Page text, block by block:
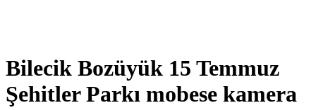
Bilecik Bozüyük 15 Temmuz
Şehitler Parkı mobese kamera